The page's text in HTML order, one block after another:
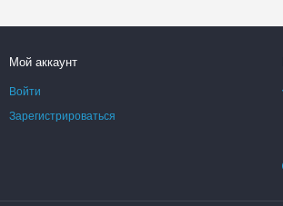
Мой аккаунт
Войти
Зарегистрироваться